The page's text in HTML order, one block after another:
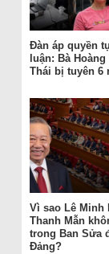
Đàn áp quyền
luận: Bà
Thái bị tuyên 6
Vì sao Lê Minh
Thanh Mẫn
trong Ban Sửa
Đảng?